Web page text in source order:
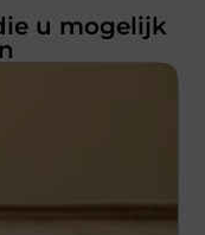
u mogelijk